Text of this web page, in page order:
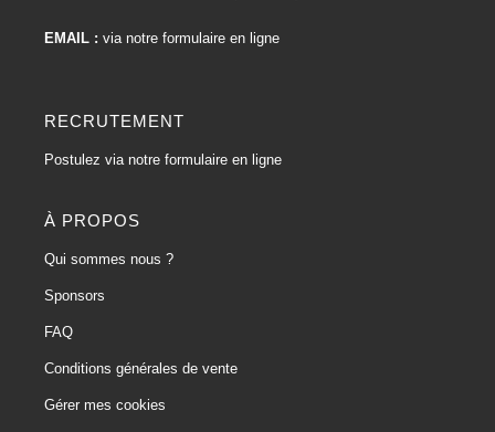
EMAIL : via notre formulaire en ligne
RECRUTEMENT
Postulez via notre formulaire en ligne
À PROPOS
Qui sommes nous ?
Sponsors
FAQ
Conditions générales de vente
Gérer mes cookies